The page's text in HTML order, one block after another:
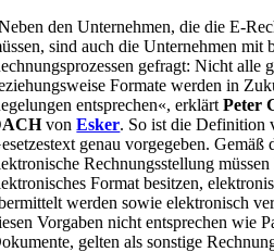
den Unternehmen, die die E-
sind auch die Unternehmen mit
gefragt: Nicht alle
Formate werden in
entsprechen«, erklärtPeter
vonEsker. So ist die Definition
genau vorgegeben.
Rechnungsstellung
Format besitzen,
werden sowie elektronisch
Vorgaben nicht entsprechen wie
gelten als sonstige